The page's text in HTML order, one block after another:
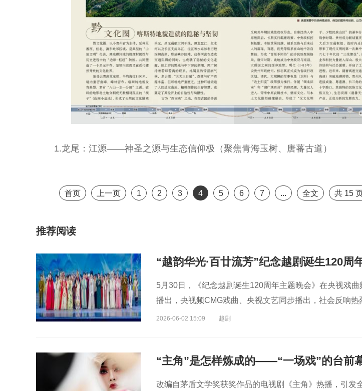
1.龙尾：江源——神圣之源与生态信仰极（聚焦青海玉树、唐蕃古道）
首页 上一页 1 2 3 4 5 6 7 ... 全文 共15 页
推荐阅读
5月30日，《纪念越剧诞生120周年主题晚会》在央视戏曲
播出，央视频CMG戏曲、央视文艺同步播出，社会反响热
2026-06-02 15:09 越剧
“主角”是怎样炼成的——“一场戏”的台前
改编自茅盾文学奖获奖作品的电视剧《主角》热播，引发